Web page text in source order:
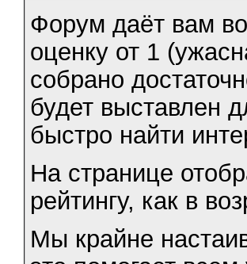
Форум даёт вам
оценку от 1
собрано
будет выставлен
быстро найти
На странице
рейтингу, как в
Мы крайне